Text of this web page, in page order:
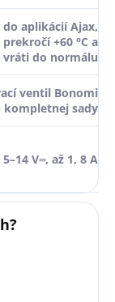
aplikácií Ajax,
+60 °C a
vráti do normálu
ventil Bonomi
kompletnej sady
5–14 V⎓, až 1, 8 A